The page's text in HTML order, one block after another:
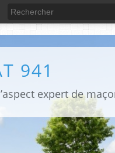
941
expert de